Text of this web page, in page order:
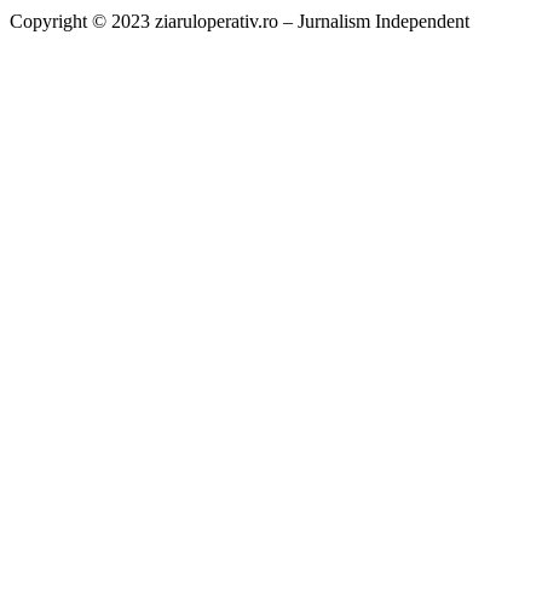
Copyright © 2023 ziaruloperativ.ro – Jurnalism Independent